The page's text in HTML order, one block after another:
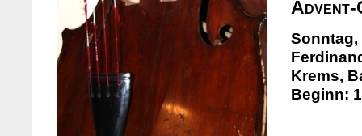
Sonntag,
Krems,
Beginn: